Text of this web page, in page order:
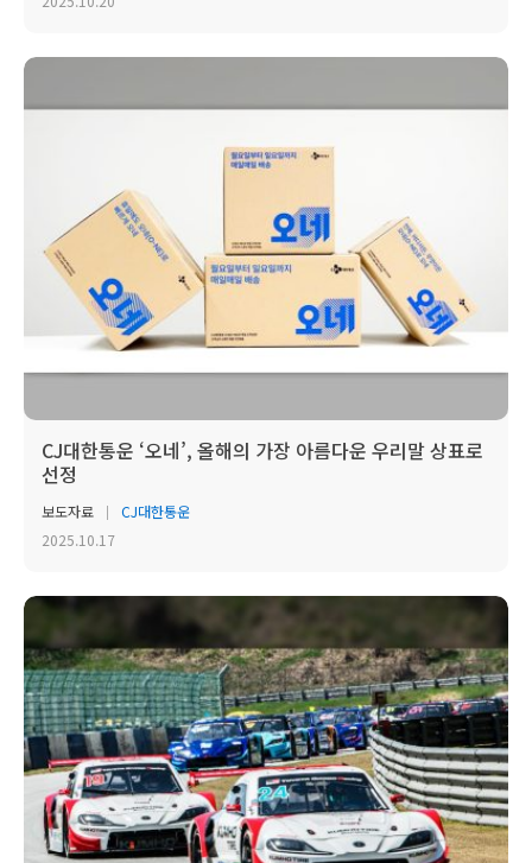
CJ대한통운 ‘오네’, 올해의 가장 아름다운 우리말 상표로
선정
보도자료
CJ대한통운
2025.10.17